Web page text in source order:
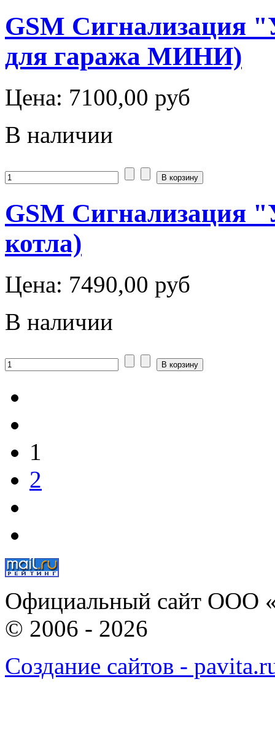
GSM Сигнализация
для гаража МИНИ)
Цена: 7100,00 руб
В наличии
GSM Сигнализация
котла)
Цена: 7490,00 руб
В наличии
1
2
Официальный сайт ООО
© 2006 - 2026
Создание сайтов -